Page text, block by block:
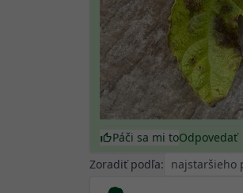
Páči sa mi toOdpovedať
Zoradiť podľa: